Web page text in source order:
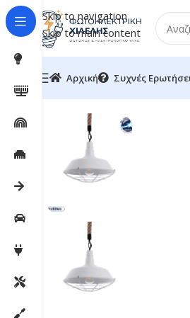
Skip to navigation
Skip to main content
Αρχική Συχνές